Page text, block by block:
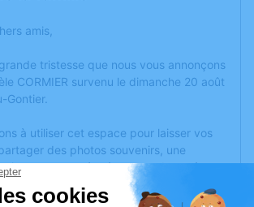
amis,
tristesse que nous vous annonçons
CORMIER survenu le dimanche 20 août
Gontier.
à utiliser cet espace pour laisser vos
des photos souvenirs, une
vos pensées à travers des poèmes
endroit est un lieu d'expression dédié à
de Gisèle CORMIER.